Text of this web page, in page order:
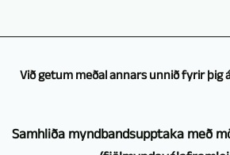
Við getum meðal annars unnið fyrir
Samhliða myndbandsupptaka með